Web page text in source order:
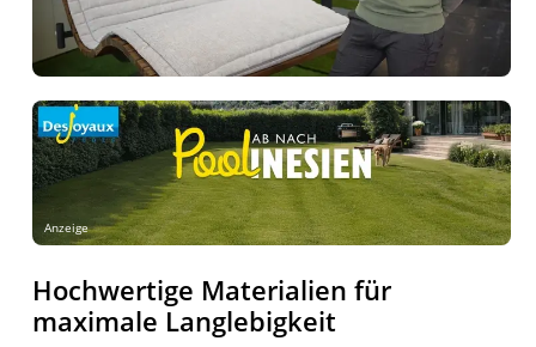
Anzeige
Hochwertige Materialien für
maximale Langlebigkeit